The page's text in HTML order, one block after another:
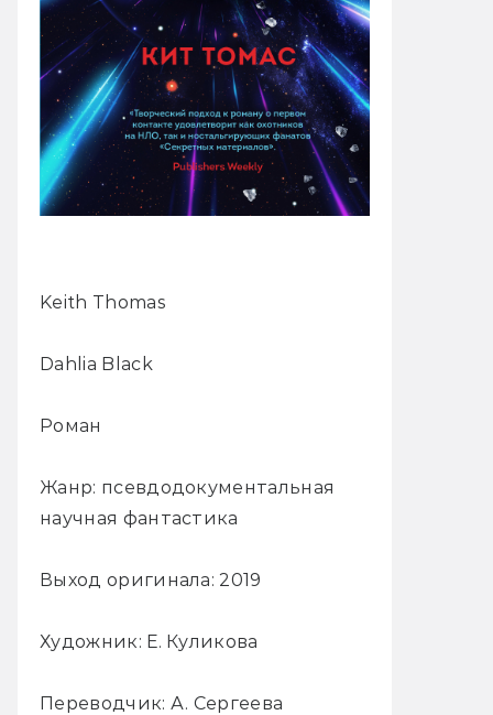
Keith Thomas
Dahlia Black
Роман
Жанр: псевдодокументальная
научная фантастика
Выход оригинала: 2019
Художник: Е. Куликова
Переводчик: А. Сергеева